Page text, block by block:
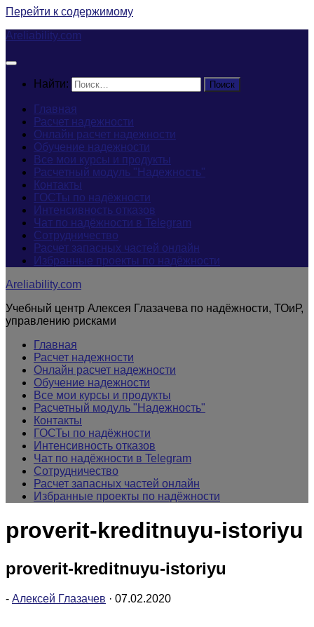
Перейти к содержимому
Areliability.com
Найти:
Главная
Расчет надежности
Онлайн расчет надежности
Обучение надежности
Все мои курсы и продукты
Расчетный модуль "Надежность"
Контакты
ГОСТы по надёжности
Интенсивность отказов
Чат по надёжности в Telegram
Сотрудничество
Расчет запасных частей онлайн
Избранные проекты по надёжности
Areliability.com
Учебный центр Алексея Глазачева по надёжности, ТОиР,
управлению рисками
Главная
Расчет надежности
Онлайн расчет надежности
Обучение надежности
Все мои курсы и продукты
Расчетный модуль "Надежность"
Контакты
ГОСТы по надёжности
Интенсивность отказов
Чат по надёжности в Telegram
Сотрудничество
Расчет запасных частей онлайн
Избранные проекты по надёжности
proverit-kreditnuyu-istoriyu
proverit-kreditnuyu-istoriyu
- Алексей Глазачев · 07.02.2020